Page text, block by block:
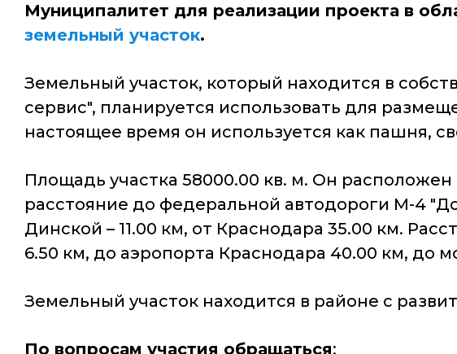
Муниципалитет для реализации проекта в
земельный участок.
Земельный участок, который находится в
сервис", планируется использовать для
настоящее время он используется как пашня,
Площадь участка 58000.00 кв. м. Он расположен
расстояние до федеральной автодороги М-4
Динской – 11.00 км, от Краснодара 35.00 км.
6.50 км, до аэропорта Краснодара 40.00 км, до
Земельный участок находится в районе с
По вопросам участия обращаться: